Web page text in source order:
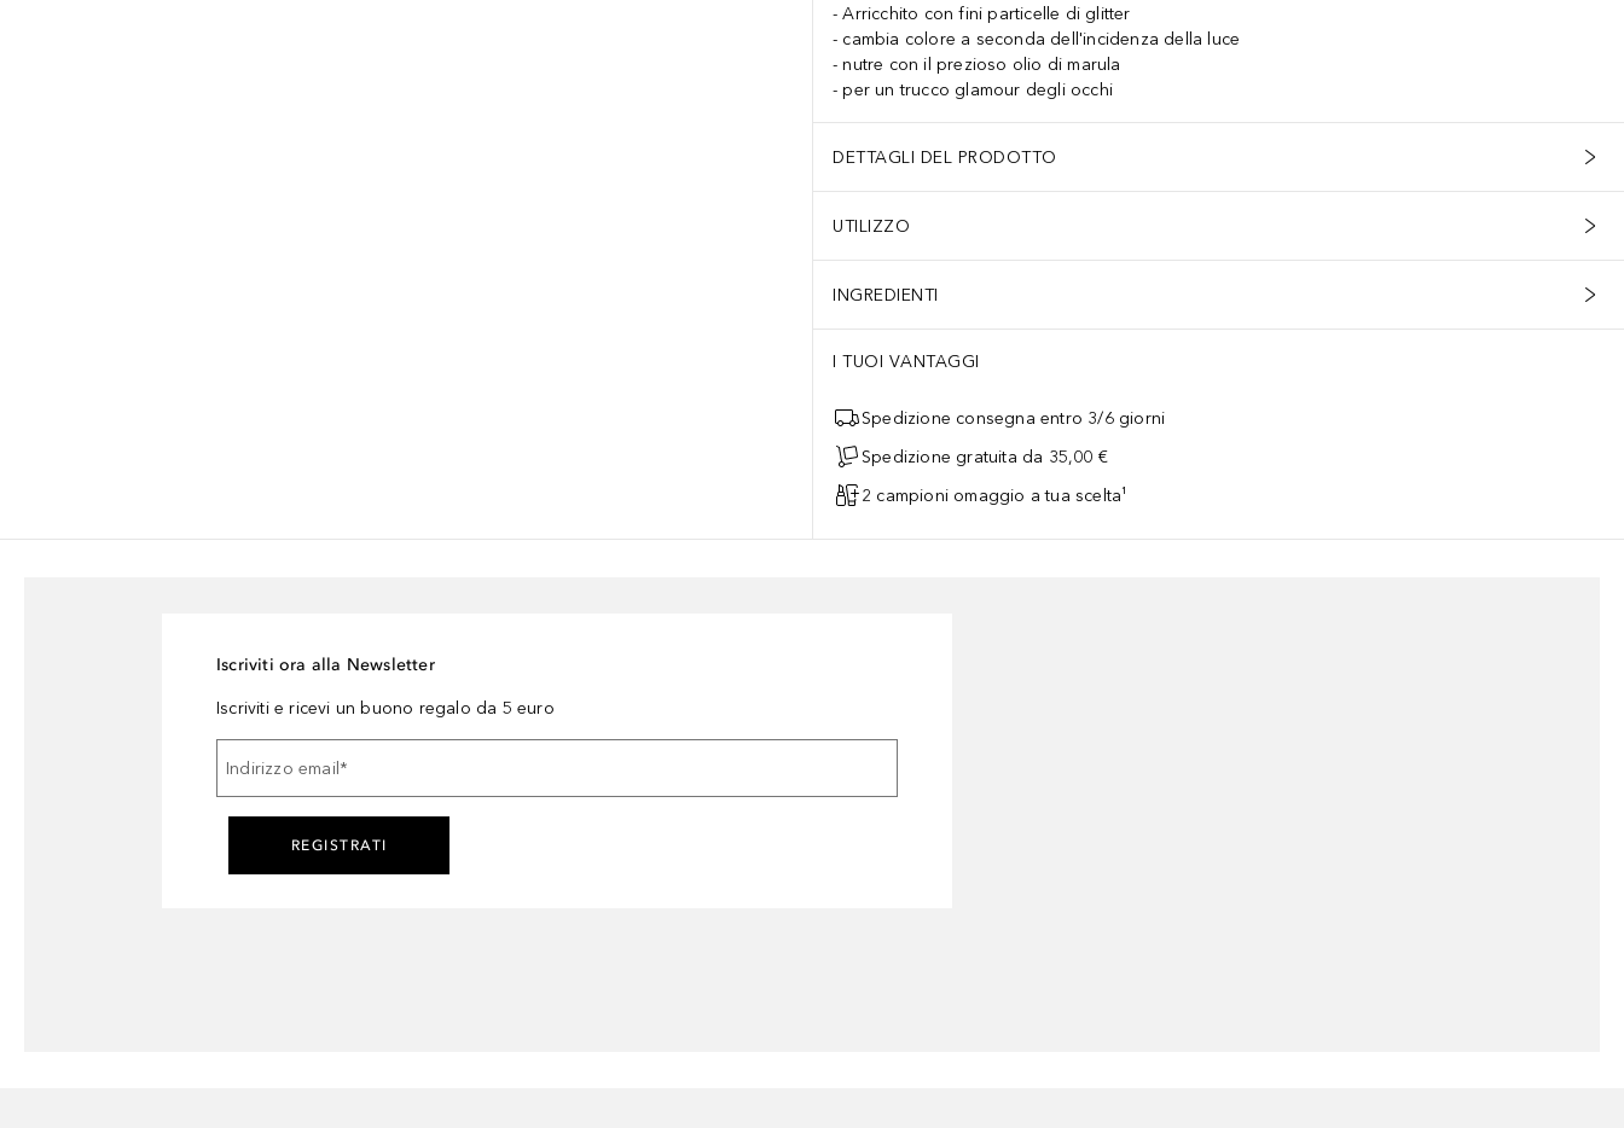
Arricchito con fini particelle di glitter
cambia colore a seconda dell'incidenza della luce
nutre con il prezioso olio di marula
per un trucco glamour degli occhi
DETTAGLI DEL PRODOTTO
UTILIZZO
INGREDIENTI
I TUOI VANTAGGI
Spedizione consegna entro 3/6 giorni
Spedizione gratuita da 35,00 €
2 campioni omaggio a tua scelta¹
Iscriviti ora alla Newsletter
Iscriviti e ricevi un buono regalo da 5 euro
Indirizzo email *
REGISTRATI